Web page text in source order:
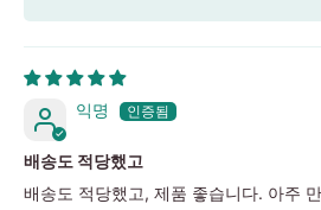
익명
배송도 적당했고
배송도 적당했고, 제품 좋습니다. 아주